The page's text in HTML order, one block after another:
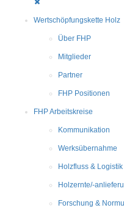
Wertschöpfungskette Holz
Über FHP
Mitglieder
Partner
FHP Positionen
FHP Arbeitskreise
Kommunikation
Werksübernahme
Holzfluss & Logistik
Holzernte/-
Forschung &